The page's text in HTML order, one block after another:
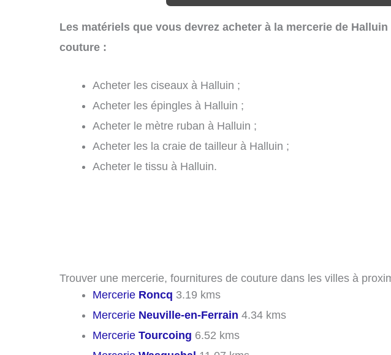
Les matériels que vous devrez acheter à la mercerie de
couture :
Acheter les ciseaux à Halluin ;
Acheter les épingles à Halluin ;
Acheter le mètre ruban à Halluin ;
Acheter les la craie de tailleur à Halluin ;
Acheter le tissu à Halluin.
Trouver une mercerie, fournitures de couture dans les villes à
Mercerie Roncq 3.19 kms
Mercerie Neuville-en-Ferrain 4.34 kms
Mercerie Tourcoing 6.52 kms